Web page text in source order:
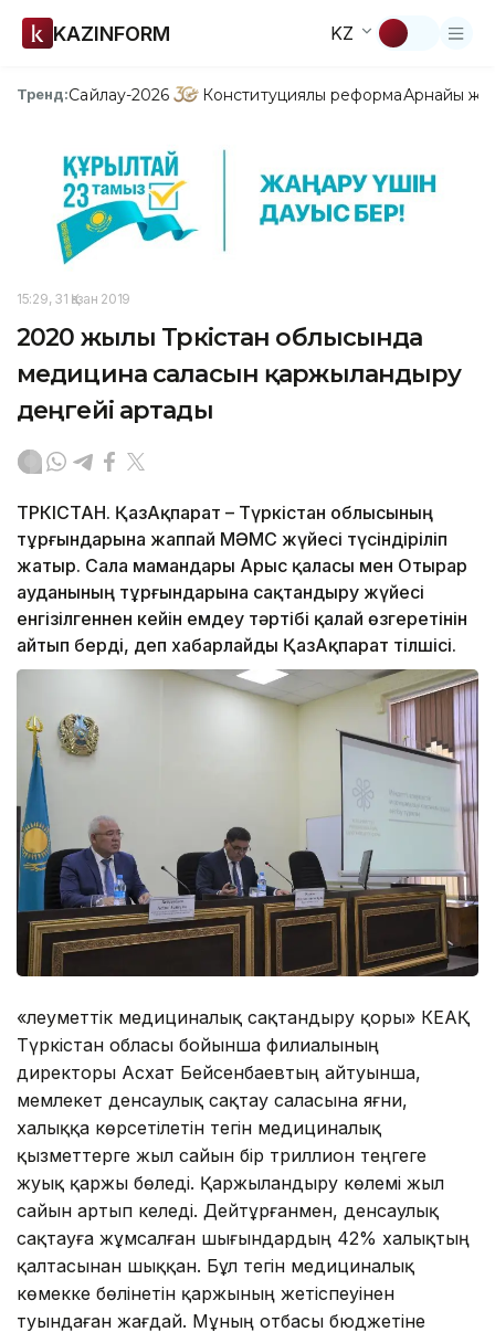
KAZINFORM KZ
Тренд:Сайлау-2026 Конституциялық реформаАрнайы
15:29, 31 Қазан 2019
2020 жылы Түркістан облысында
медицина саласын қаржыландыру
деңгейі артады
ТҮРКІСТАН. ҚазАқпарат – Түркістан облысының
тұрғындарына жаппай МӘМС жүйесі түсіндіріліп
жатыр. Сала мамандары Арыс қаласы мен Отырар
ауданының тұрғындарына сақтандыру жүйесі
енгізілгеннен кейін емдеу тәртібі қалай өзгеретінін
айтып берді, деп хабарлайды ҚазАқпарат тілшісі.
«Әлеуметтік медициналық сақтандыру қоры» КЕАҚ
Түркістан обласы бойынша филиалының
директоры Асхат Бейсенбаевтың айтуынша,
мемлекет денсаулық сақтау саласына яғни,
халыққа көрсетілетін тегін медициналық
қызметтерге жыл сайын бір триллион теңгеге
жуық қаржы бөледі. Қаржыландыру көлемі жыл
сайын артып келеді. Дейтұрғанмен, денсаулық
сақтауға жұмсалған шығындардың 42% халықтың
қалтасынан шыққан. Бұл тегін медициналық
көмекке бөлінетін қаржының жетіспеуінен
туындаған жағдай. Мұның отбасы бюджетіне